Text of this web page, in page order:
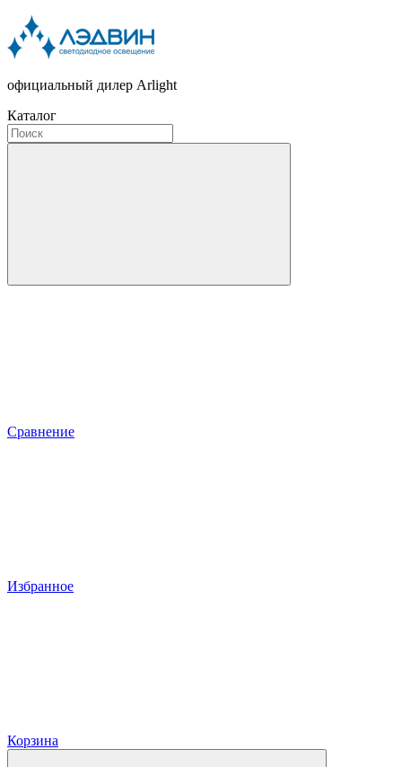
официальный дилер Arlight
Каталог
Сравнение
Избранное
Корзина